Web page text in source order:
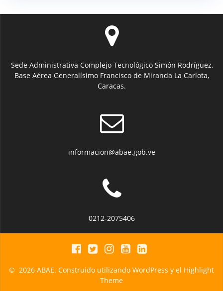
Sede Administrativa Complejo Tecnológico Simón Rodríguez,
Base Aérea Generalísimo Francisco de Miranda La Carlota,
Caracas.
informacion@abae.gob.ve
0212-2075406
© 2026 ABAE. Construido utilizando WordPress y el Highlight
Theme